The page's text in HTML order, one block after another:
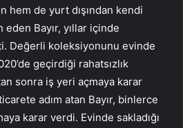
hem de yurt dışından kendi
Bayır, yıllar içinde
Değerli koleksiyonunu evinde
geçirdiği rahatsızlık
sonra iş yeri açmaya karar
adım atan Bayır, binlerce
karar verdi. Evinde sakladığı